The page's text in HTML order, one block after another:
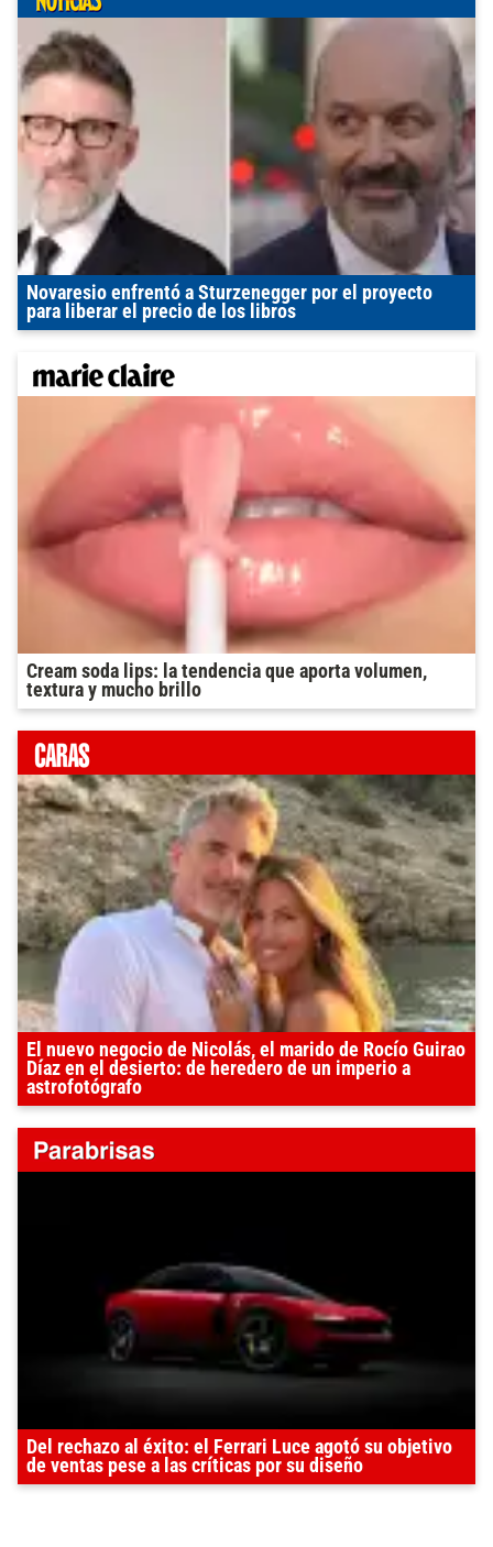
Novaresio enfrentó a Sturzenegger por el proyecto
para liberar el precio de los libros
Cream soda lips: la tendencia que aporta volumen,
textura y mucho brillo
El nuevo negocio de Nicolás, el marido de Rocío Guirao
Díaz en el desierto: de heredero de un imperio a
astrofotógrafo
Del rechazo al éxito: el Ferrari Luce agotó su objetivo
de ventas pese a las críticas por su diseño